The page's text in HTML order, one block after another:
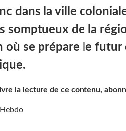
dans la ville
somptueux de la
où se prépare le futur
la lecture de ce contenu,